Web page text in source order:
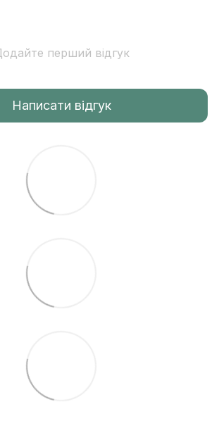
перший відгук
Написати відгук